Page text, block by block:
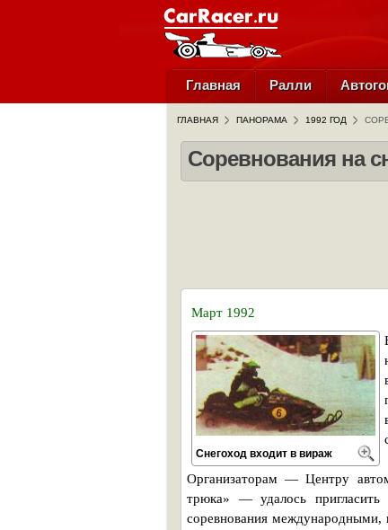
Главная Ралли
ГЛАВНАЯ ПАНОРАМА 1992 ГОД
Соревнования на
Март 1992
Снегоход входит в вираж
Организаторам — Центру
трюка» — удалось пригласить
соревнования